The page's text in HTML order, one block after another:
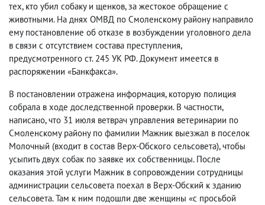
тех, кто убил собаку и щенков, за жестокое обращение с
животными. На днях ОМВД по Смоленскому району направило
ему постановление об отказе в возбуждении уголовного дела
в связи с отсутствием состава преступления,
предусмотренного ст. 245 УК РФ. Документ имеется в
распоряжении «Банкфакса».
В постановлении отражена информация, которую полиция
собрала в ходе доследственной проверки. В частности,
написано, что 31 июля ветврач управления ветеринарии по
Смоленскому району по фамилии Мажник выезжал в поселок
Молочный (входит в состав Верх-Обского сельсовета), чтобы
усыпить двух собак по заявке их собственницы. После
оказания этой услуги Мажник в сопровождении сотрудницы
администрации сельсовета поехал в Верх-Обский к зданию
сельсовета. Там к ним подошли две женщины «с просьбой